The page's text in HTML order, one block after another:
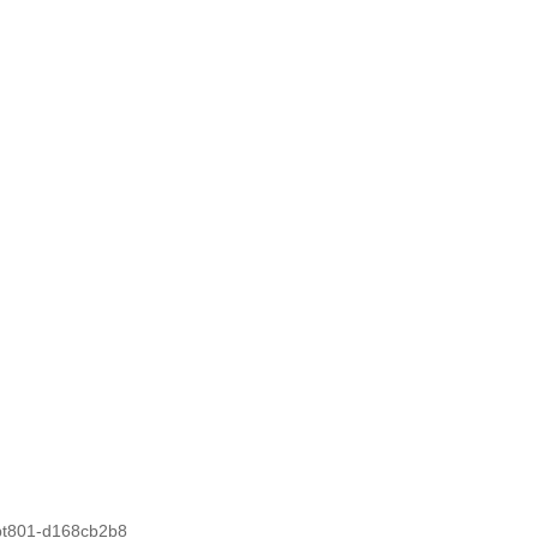
d168cb2b8